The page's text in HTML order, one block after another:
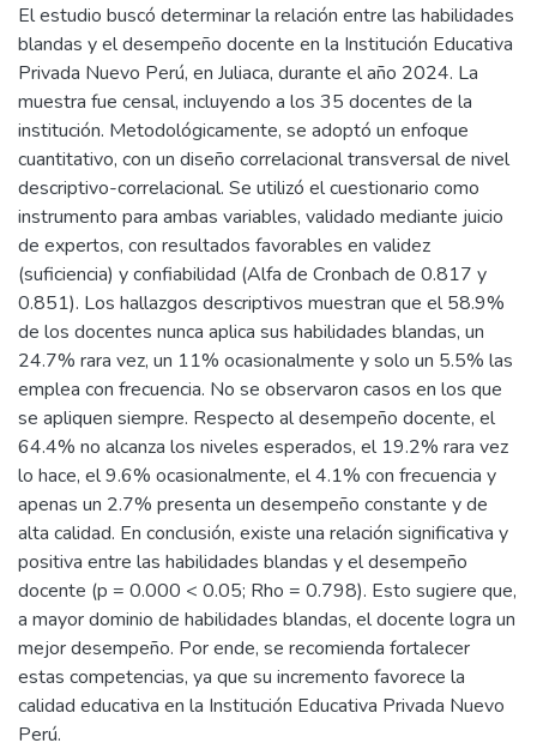
El estudio buscó determinar la relación entre las habilidades
blandas y el desempeño docente en la Institución Educativa
Privada Nuevo Perú, en Juliaca, durante el año 2024. La
muestra fue censal, incluyendo a los 35 docentes de la
institución. Metodológicamente, se adoptó un enfoque
cuantitativo, con un diseño correlacional transversal de nivel
descriptivo-correlacional. Se utilizó el cuestionario como
instrumento para ambas variables, validado mediante juicio
de expertos, con resultados favorables en validez
(suficiencia) y confiabilidad (Alfa de Cronbach de 0.817 y
0.851). Los hallazgos descriptivos muestran que el 58.9%
de los docentes nunca aplica sus habilidades blandas, un
24.7% rara vez, un 11% ocasionalmente y solo un 5.5% las
emplea con frecuencia. No se observaron casos en los que
se apliquen siempre. Respecto al desempeño docente, el
64.4% no alcanza los niveles esperados, el 19.2% rara vez
lo hace, el 9.6% ocasionalmente, el 4.1% con frecuencia y
apenas un 2.7% presenta un desempeño constante y de
alta calidad. En conclusión, existe una relación significativa y
positiva entre las habilidades blandas y el desempeño
docente (p = 0.000 < 0.05; Rho = 0.798). Esto sugiere que,
a mayor dominio de habilidades blandas, el docente logra un
mejor desempeño. Por ende, se recomienda fortalecer
estas competencias, ya que su incremento favorece la
calidad educativa en la Institución Educativa Privada Nuevo
Perú.